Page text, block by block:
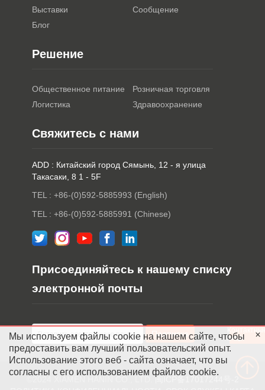
Выставки
Сообщение
Блог
Решение
Общественное питание
Розничная торговля
Логистика
Здравоохранение
Свяжитесь с нами
ADD : Китайский город Сямынь, 12 - я улица
Такасаки, 8 1 - 5F
TEL : +86-(0)592-5885993 (English)
TEL : +86-(0)592-5885991 (Chinese)
Присоединяйтесь к нашему списку
электронной почты
闽ICP备17017244号-2
лица
Мы используем файлы cookie на нашем сайте, чтобы
предоставить вам лучший пользовательский опыт.
Использование этого веб - сайта означает, что вы
согласны с его использованием файлов cookie.